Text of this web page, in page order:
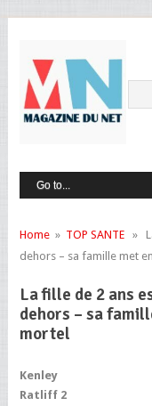
Home» TOP SANTE» La
dehors – sa famille met
La fille de 2 ans
dehors – sa
mortel
Kenley
Ratliff 2